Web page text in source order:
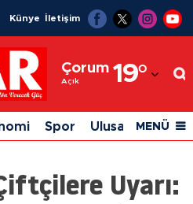
Künye İletişim
Çorum
Açık 19°
Adıyaman
Afyonkarahisar
Ağrı
Amasya
Spor Ulusal Siyaset
MENÜ
Uyarı: